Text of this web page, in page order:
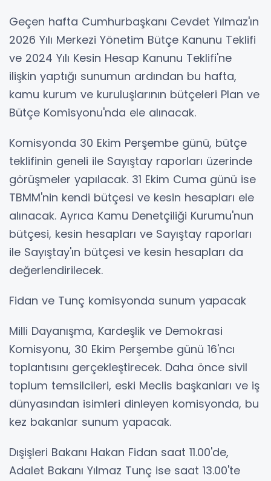
Geçen hafta Cumhurbaşkanı Cevdet Yılmaz'ın
2026 Yılı Merkezi Yönetim Bütçe Kanunu Teklifi
ve 2024 Yılı Kesin Hesap Kanunu Teklifi'ne
ilişkin yaptığı sunumun ardından bu hafta,
kamu kurum ve kuruluşlarının bütçeleri Plan ve
Bütçe Komisyonu'nda ele alınacak.
Komisyonda 30 Ekim Perşembe günü, bütçe
teklifinin geneli ile Sayıştay raporları üzerinde
görüşmeler yapılacak. 31 Ekim Cuma günü ise
TBMM'nin kendi bütçesi ve kesin hesapları ele
alınacak. Ayrıca Kamu Denetçiliği Kurumu'nun
bütçesi, kesin hesapları ve Sayıştay raporları
ile Sayıştay'ın bütçesi ve kesin hesapları da
değerlendirilecek.
Fidan ve Tunç komisyonda sunum yapacak
Milli Dayanışma, Kardeşlik ve Demokrasi
Komisyonu, 30 Ekim Perşembe günü 16'ncı
toplantısını gerçekleştirecek. Daha önce sivil
toplum temsilcileri, eski Meclis başkanları ve iş
dünyasından isimleri dinleyen komisyonda, bu
kez bakanlar sunum yapacak.
Dışişleri Bakanı Hakan Fidan saat 11.00'de,
Adalet Bakanı Yılmaz Tunç ise saat 13.00'te